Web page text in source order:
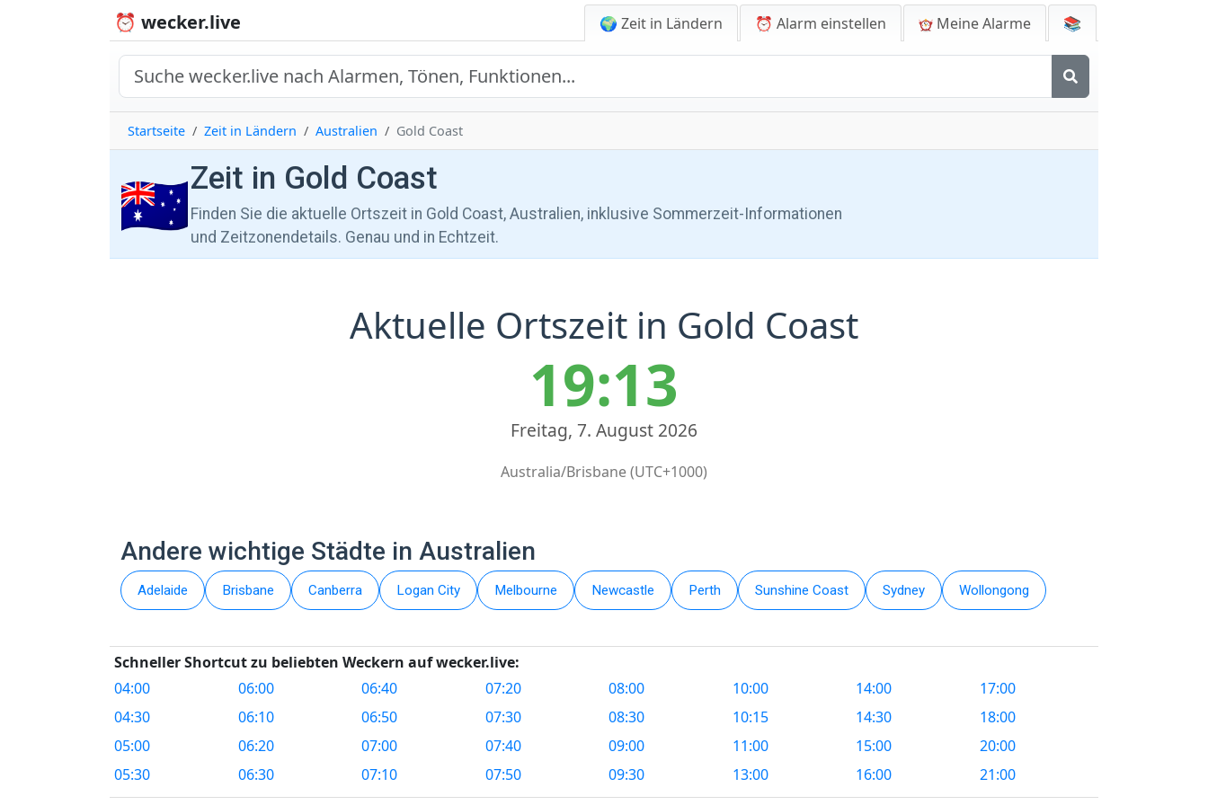
⏰ wecker.live 🌍 Zeit in Ländern ⏰ Alarm einstellen Meine Alarme 📚
Startseite Zeit in Ländern Australien Gold Coast
🇦🇺Zeit in Gold Coast
Finden Sie die aktuelle Ortszeit in Gold Coast, Australien, inklusive Sommerzeit-Informationen
und Zeitzonendetails. Genau und in Echtzeit.
Aktuelle Ortszeit in Gold Coast
19:13
Freitag, 7. August 2026
Australia/Brisbane (UTC+1000)
Andere wichtige Städte in Australien
Adelaide Brisbane Canberra Logan City Melbourne Newcastle Perth Sunshine Coast Sydney Wollongong
Schneller Shortcut zu beliebten Weckern auf wecker.live:
04:00
04:30
05:00
05:30
06:00
06:10
06:20
06:30
06:40
06:50
07:00
07:10
07:20
07:30
07:40
07:50
08:00
08:30
09:00
09:30
10:00
10:15
11:00
13:00
14:00
14:30
15:00
16:00
17:00
18:00
20:00
21:00